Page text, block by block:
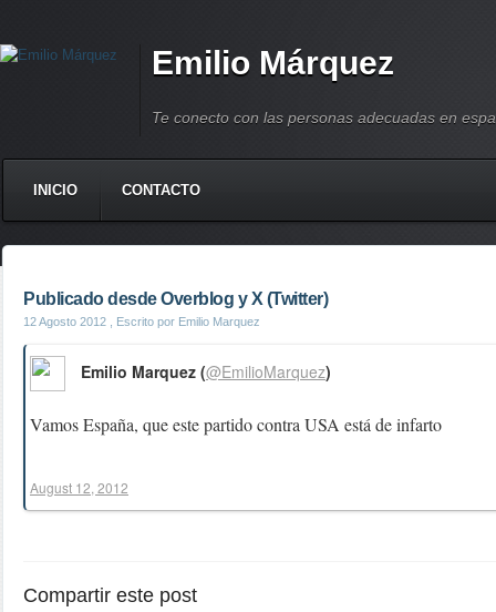
Emilio Márquez
Te conecto con las personas adecuadas en
INICIO CONTACTO
Publicado desde Overblog y X (Twitter)
12 Agosto 2012 , Escrito por Emilio Marquez
Vamos España, que este partido contra USA está de infarto
Emilio Marquez (@EmilioMarquez)
August 12, 2012
Compartir este post